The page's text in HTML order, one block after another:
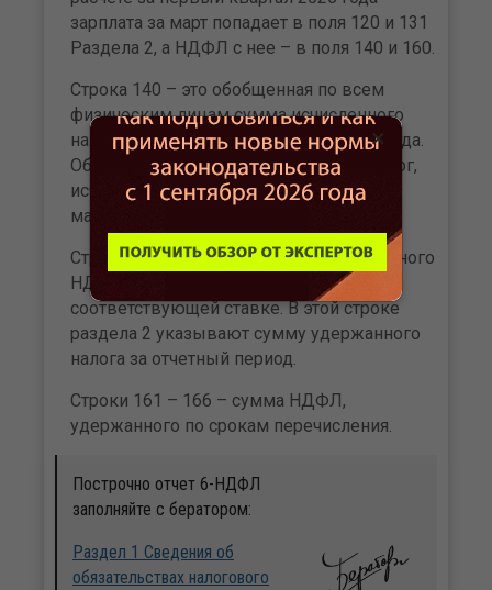
зарплата за март попадает в поля 120 и 131
Раздела 2, а НДФЛ с нее – в поля 140 и 160.
Строка 140 – это обобщенная по всем
физическим лицам сумма исчисленного
налога нарастающим итогом с начала года.
Обратите внимание, здесь отразите налог,
исчисленный за период с 1 января по 31
марта 2025 года.
Строка 160 – это общая сумма удержанного
НДФЛ по всем работникам по
соответствующей ставке. В этой строке
раздела 2 указывают сумму удержанного
налога за отчетный период.
Строки 161 – 166 – сумма НДФЛ,
удержанного по срокам перечисления.
Построчно отчет 6-НДФЛ
заполняйте с бератором:
Раздел 1 Сведения об
обязательствах налогового
×